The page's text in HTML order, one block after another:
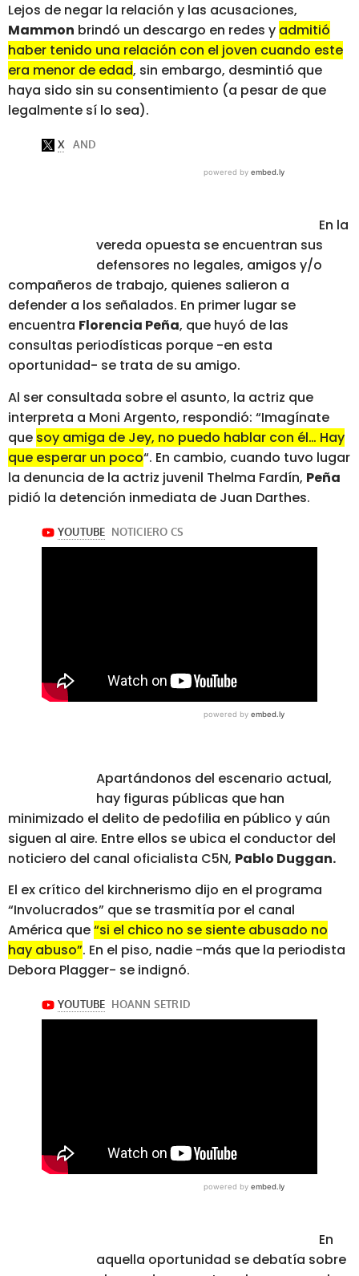
Lejos de negar la relación y las acusaciones,
Mammon brindó un descargo en redes y admitió
haber tenido una relación con el joven cuando este
era menor de edad, sin embargo, desmintió que
haya sido sin su consentimiento (a pesar de que
legalmente sí lo sea).
En la
vereda opuesta se encuentran sus
defensores no legales, amigos y/o
compañeros de trabajo, quienes salieron a
defender a los señalados. En primer lugar se
encuentra Florencia Peña, que huyó de las
consultas periodísticas porque -en esta
oportunidad- se trata de su amigo.
Al ser consultada sobre el asunto, la actriz que
interpreta a Moni Argento, respondió: “Imagínate
que soy amiga de Jey, no puedo hablar con él… Hay
que esperar un poco“. En cambio, cuando tuvo lugar
la denuncia de la actriz juvenil Thelma Fardín, Peña
pidió la detención inmediata de Juan Darthes.
Apartándonos del escenario actual,
hay figuras públicas que han
minimizado el delito de pedofilia en público y aún
siguen al aire. Entre ellos se ubica el conductor del
noticiero del canal oficialista C5N, Pablo Duggan.
El ex crítico del kirchnerismo dijo en el programa
“Involucrados” que se trasmitía por el canal
América que“si el chico no se siente abusado no
hay abuso”. En el piso, nadie -más que la periodista
Debora Plagger- se indignó.
En
aquella oportunidad se debatía sobre